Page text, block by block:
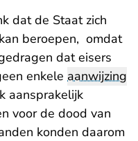
dat de Staat zich
kan beroepen, omdat
dat eisers
enkele aanwijzing
aansprakelijk
voor de dood van
konden daarom